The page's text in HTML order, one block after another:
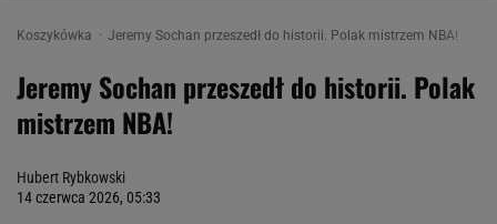
Koszykówka Jeremy Sochan przeszedł do historii. Polak mistrzem NBA!
Jeremy Sochan przeszedł do historii. Polak
mistrzem NBA!
Hubert Rybkowski
14 czerwca 2026, 05:33